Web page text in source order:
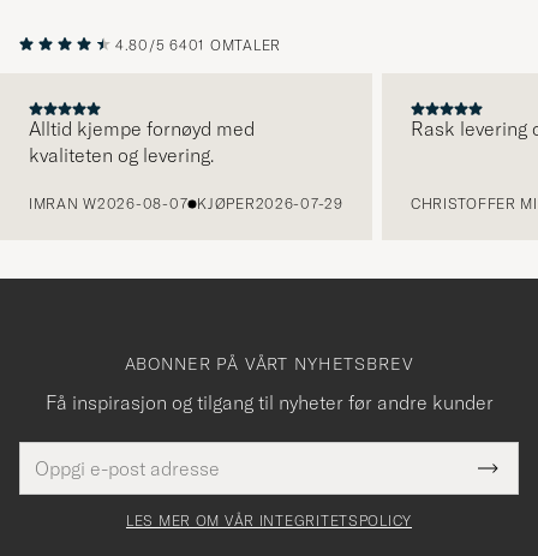
4.80/5 6401 OMTALER
Alltid kjempe fornøyd med
kvaliteten og levering.
IMRAN W2026-08-07 KJØPER2026-07-29
Rask levering
CHRISTOFFER
ABONNER PÅ VÅRT NYHETSBREV
Få inspirasjon og tilgang til nyheter før andre kunder
postadresse
felt
Tack
för
LES MER OM VÅR INTEGRITETSPOLICY